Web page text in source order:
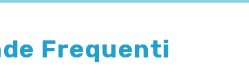
Frequenti